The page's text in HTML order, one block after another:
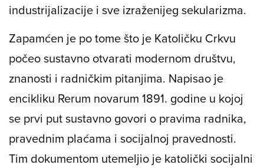
industrijalizacije i sve izraženijeg sekularizma.
Zapamćen je po tome što je Katoličku Crkvu
počeo sustavno otvarati modernom društvu,
znanosti i radničkim pitanjima. Napisao je
encikliku Rerum novarum 1891. godine u kojoj
se prvi put sustavno govori o pravima radnika,
pravednim plaćama i socijalnoj pravednosti.
Tim dokumentom utemeljio je katolički socijalni